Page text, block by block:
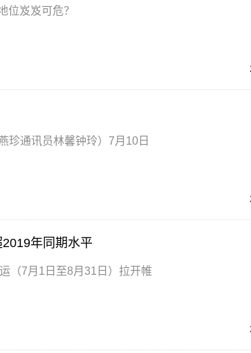
位岌岌可危？
珍通讯员林馨钟玲）7月10日
年同期水平
（7月1日至8月31日）拉开帷